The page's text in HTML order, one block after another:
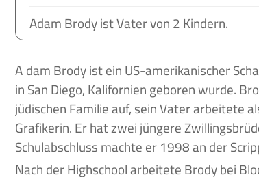
Adam Brody ist Vater von 2 Kindern.
Adam Brody ist ein US-amerikanischer Schauspieler, der am 15. Dezember 1979
in San Diego, Kalifornien geboren wurde.
jüdischen Familie auf, sein Vater arbeitete
Grafikerin. Er hat zwei jüngere
Schulabschluss machte er 1998 an der
Nach der Highschool arbeitete Brody bei